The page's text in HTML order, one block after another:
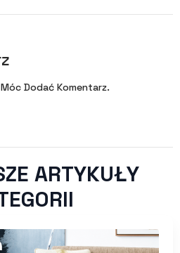
Dodać Komentarz.
ARTYKUŁY